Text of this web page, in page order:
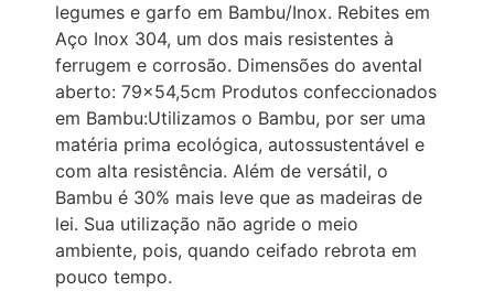
legumes e garfo em Bambu/Inox. Rebites em
Aço Inox 304, um dos mais resistentes à
ferrugem e corrosão. Dimensões do avental
aberto: 79×54,5cm Produtos confeccionados
em Bambu:Utilizamos o Bambu, por ser uma
matéria prima ecológica, autossustentável e
com alta resistência. Além de versátil, o
Bambu é 30% mais leve que as madeiras de
lei. Sua utilização não agride o meio
ambiente, pois, quando ceifado rebrota em
pouco tempo.